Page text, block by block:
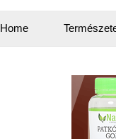
Home